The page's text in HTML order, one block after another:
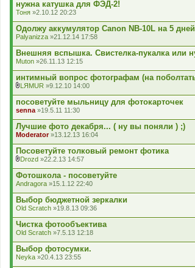
е
н
н
я
нужна катушка для ФЭД-2!
Тоня »2.10.12 20:23
Одолжу аккумулятор Canon NB-10L на 5 дней
Palyanizza »21.12.14 17:58
Внешняя вспышка. Свистелка-пукалка или
Muton »26.11.13 12:15
интимный вопрос фотографам (на
к
л
а
д
е
н
н
я
LЯMUR »9.12.10 14:00
посоветуйте мыльницу для фотокарточек
senna »19.5.11 11:30
Лучшие фото декабря... ( ну вы поняли ) ;)
Moderator»13.12.13 16:04
Посоветуйте толковый ремонт фотика
к
л
а
д
е
н
н
я
Drozd »22.2.13 14:57
Фотошкола - посоветуйте
Andragora »15.1.12 22:40
Выбор бюджетной зеркалки
Old Scratch »19.8.13 09:36
Чистка фотообъектива
Old Scratch »7.5.13 12:18
Выбор фотосумки.
Neyka »20.4.13 23:55